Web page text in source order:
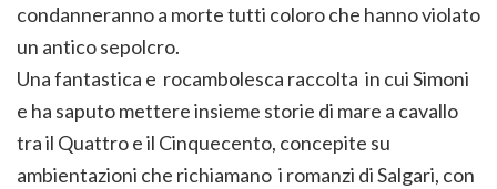
condanneranno a morte tutti coloro che hanno violato
un antico sepolcro.
Una fantastica e rocambolesca raccolta in cui Simoni
e ha saputo mettere insieme storie di mare a cavallo
tra il Quattro e il Cinquecento, concepite su
ambientazioni che richiamano i romanzi di Salgari, con